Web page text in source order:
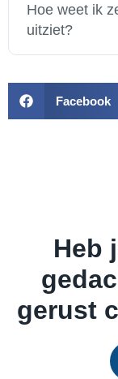
dat de
zijn dan de prijs.
Hoe weet ik
uitziet?
ervoor te
op het product
en sturen altijd
Facebook
Heb
gerust